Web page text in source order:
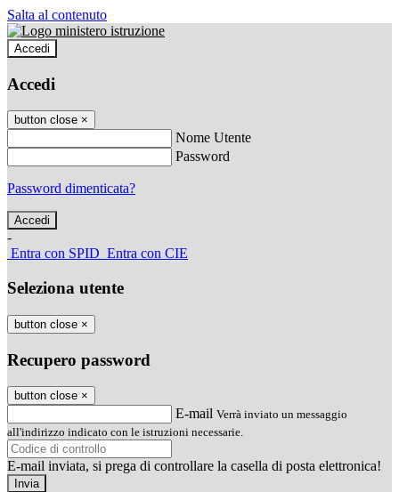
Salta al contenuto
Accedi
Accedi
button close ×
Nome Utente
Password
Password dimenticata?
-
Entra con SPID Entra con CIE
Seleziona utente
button close ×
Recupero password
button close ×
E-mail Verrà inviato un messaggio
all'indirizzo indicato con le istruzioni necessarie.
E-mail inviata, si prega di controllare la casella di posta elettronica!